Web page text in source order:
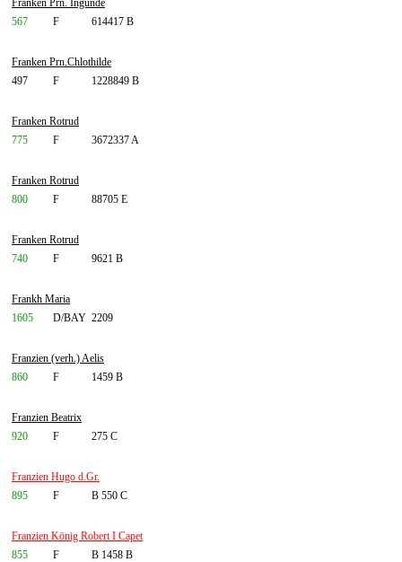
Franken Prn. Ingunde
567
F 614417 B
Franken Prn.Chlothilde
497
F 1228849 B
Franken Rotrud
775
F 3672337 A
Franken Rotrud
800
F 88705 E
Franken Rotrud
740
F 9621 B
Frankh Maria
1605
D/BAY 2209
Franzien (verh.) Aelis
860
F 1459 B
Franzien Beatrix
920
F 275 C
Franzien Hugo d.Gr.
895
F B 550 C
Franzien König Robert I Capet
855
F B 1458 B